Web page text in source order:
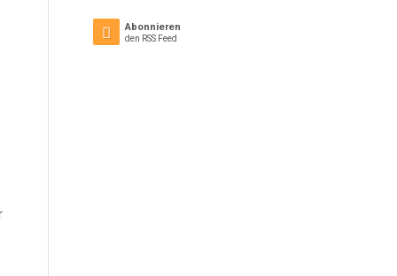
Abonnieren
den RSS Feed